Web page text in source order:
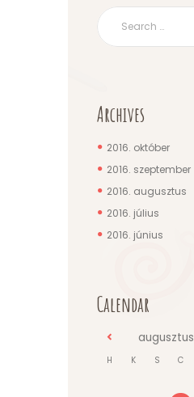
Archives
2016. október
2016. szeptember
2016. augusztus
2016. július
2016. június
Calendar
augusztus
H K S C